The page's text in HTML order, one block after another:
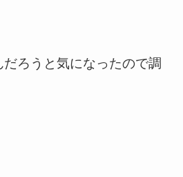
ろうと気になったので調